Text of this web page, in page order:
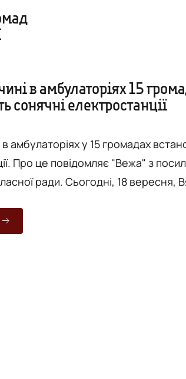
в амбулаторіях 15
сонячні електростанції
в амбулаторіях у 15 громадах
сайт
18 вересня, Вячеслав
підписали меморандум
вперше реалізують проєкт